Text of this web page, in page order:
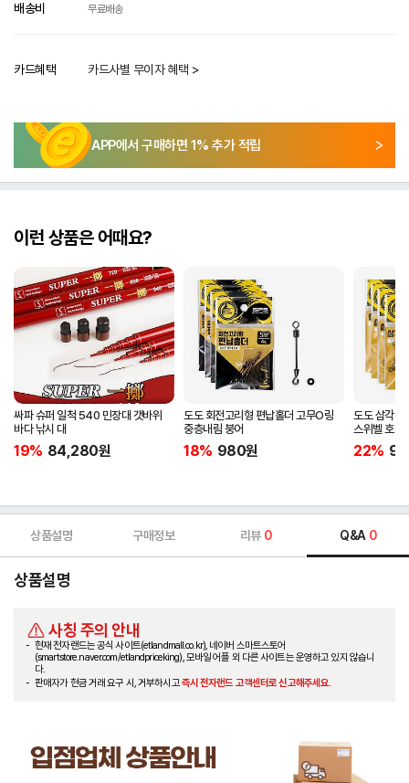
배송비
무료배송
카드혜택 카드사별 무이자 혜택 >
APP에서 구매하면 1% 추가 적립
이런 상품은 어때요?
싸파 슈퍼 일척 540 민장대 갯바위
바다 낚시 대
19% 84,280원
도도 회전고리형 편납홀더 고무O링
중층내림 붕어
18% 980원
도도 삼각회
스위벨 호래
22%
상품설명 구매정보 리뷰 0 Q&A 0
상품설명
사칭 주의 안내
현재 전자랜드는 공식 사이트(etlandmall.co.kr), 네이버 스마트스토어
(smartstore.naver.com/etlandpriceking), 모바일 어플 외 다른 사이트는 운영하고 있지 않습니
다.
판매자가 현금 거래 요구 시, 거부하시고즉시 전자랜드 고객센터로 신고해주세요.